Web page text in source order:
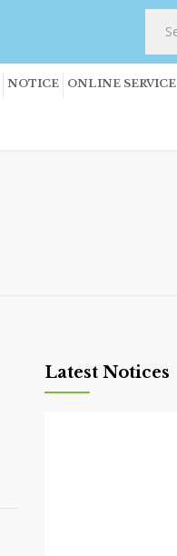
NOTICE ONLINE SERVICE
Latest Notices